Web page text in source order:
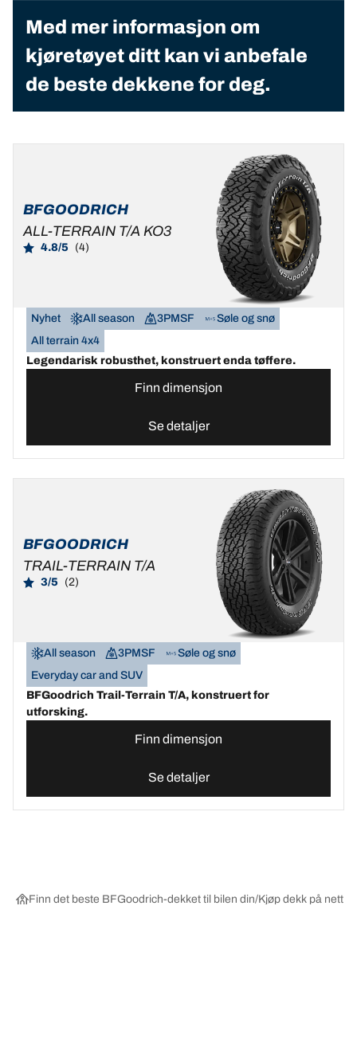
Med mer informasjon om
kjøretøyet ditt kan vi anbefale
de beste dekkene for deg.
BFGOODRICH
ALL-TERRAIN T/A KO3
4.8/5 (4)
Nyhet All season 3PMSF
Søle og snø
All terrain 4x4
Legendarisk robusthet, konstruert enda tøffere.
Finn dimensjon
Se detaljer
BFGOODRICH
TRAIL-TERRAIN T/A
3/5 (2)
All season 3PMSF
Søle og snø
Everyday car and SUV
BFGoodrich Trail-Terrain T/A, konstruert for
utforsking.
Finn dimensjon
Se detaljer
Finn det beste BFGoodrich-dekket til bilen din Kjøp dekk på nett